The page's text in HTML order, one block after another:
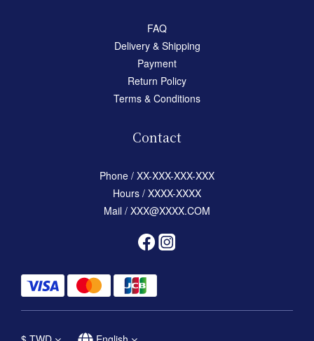
FAQ
Delivery & Shipping
Payment
Return Policy
Terms & Conditions
Contact
Phone / XX-XXX-XXX-XXX
Hours / XXXX-XXXX
Mail / XXX@XXXX.COM